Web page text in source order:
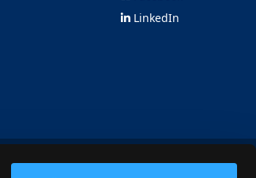
LinkedIn